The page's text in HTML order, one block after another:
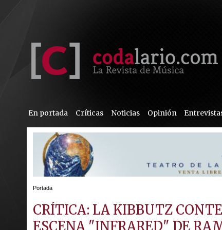
En portada Críticas Noticias Opinión
Portada
CRÍTICA: LA KIBBUTZ
ESCENA "INFRARED" DE